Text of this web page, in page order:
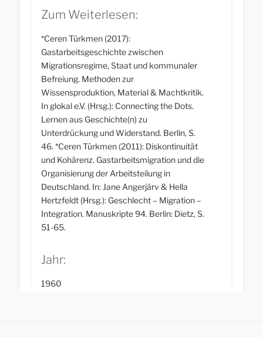
der Migrationsdynamik. Es gab zwar
1950er Jahren gab es auch weibliche
Arbeitsmigration nach Europa. Ebenfalls
unterschlägt das Lied die weibliche
Lohnarbeit in der Türkei (in der familiären
Landwirtschaft, in der halb-ökonomisierten
Agrarwirtschaft als auch in den Industrien).
Zum Weiterlesen:
*Ceren Türkmen (2017):
Gastarbeitsgeschichte zwischen
Migrationsregime, Staat und kommunaler
Befreiung. Methoden zur
Wissensproduktion, Material & Machtkritik.
In glokal e.V. (Hrsg.): Connecting the Dots.
Lernen aus Geschichte(n) zu
Unterdrückung und Widerstand. Berlin, S.
46. *Ceren Türkmen (2011): Diskontinuität
und Kohärenz. Gastarbeitsmigration und die
Organisierung der Arbeitsteilung in
Deutschland. In: Jane Angerjärv & Hella
Hertzfeldt (Hrsg.): Geschlecht – Migration –
Integration. Manuskripte 94. Berlin: Dietz, S.
51-65.
Jahr:
1960